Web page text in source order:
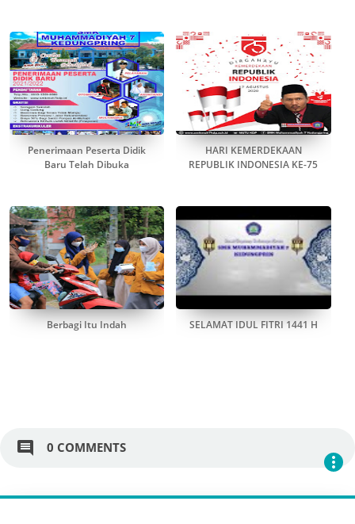
Penerimaan Peserta Didik
Baru Telah Dibuka
HARI KEMERDEKAAN
REPUBLIK INDONESIA KE-75
Berbagi Itu Indah SELAMAT IDUL FITRI 1441 H
comment 0 COMMENTS
more_vert